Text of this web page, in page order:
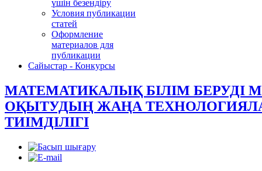
үшін безендіру
Условия публикации
статей
Оформление
материалов для
публикации
Сайыстар - Конкурсы
МАТЕМАТИКАЛЫҚ БІЛІМ БЕРУДІ
ОҚЫТУДЫҢ ЖАҢА
ТИІМДІЛІГІ